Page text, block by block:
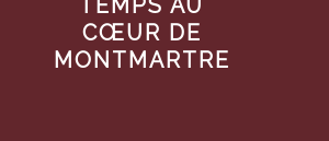
TEMPS AU
CŒUR DE
MONTMARTRE